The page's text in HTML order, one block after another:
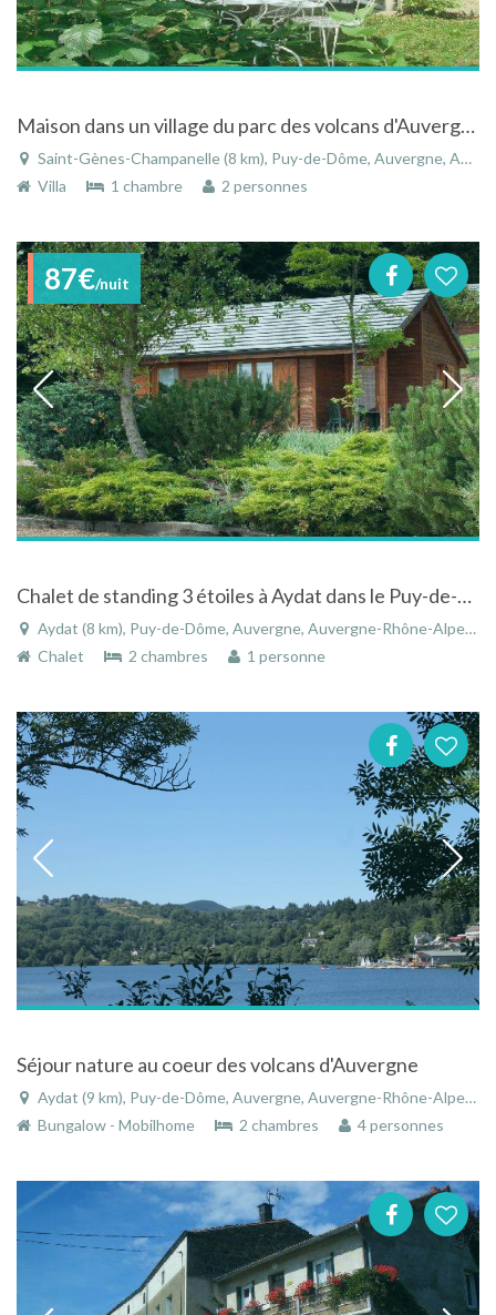
Maison dans un village du parc des volcans d'Auvergne
Saint-Gènes-Champanelle (8 km), Puy-de-Dôme, Auvergne, Auvergne-Rhône-Alpes, France
Villa
1 chambre 2 personnes
87€/nuit
Chalet de standing 3 étoiles à Aydat dans le Puy-de-Dôme en Auvergne
Aydat (8 km), Puy-de-Dôme, Auvergne, Auvergne-Rhône-Alpes, France
Chalet
2 chambres 1 personne
Séjour nature au coeur des volcans d'Auvergne
Aydat (9 km), Puy-de-Dôme, Auvergne, Auvergne-Rhône-Alpes, France
Bungalow - Mobilhome
2 chambres 4 personnes